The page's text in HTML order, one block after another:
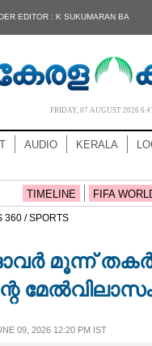
EDITOR : K SUKUMARAN BA
FRIDAY, 07 AUGUST 2026
AUDIO KERALA
TIMELINE FIFA
360 /SPORTS
മൂന്ന്
09, 2026 12:20 PM IST